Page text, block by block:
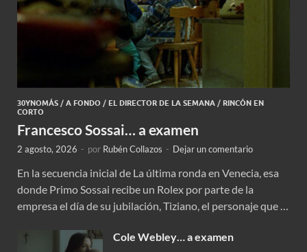
30YNOMÁS / A FONDO / EL DIRECTOR DE LA SEMANA / RINCÓN EN
CORTO
Francesco Sossai… a examen
2 agosto, 2026 - por Rubén Collazos - Dejar un comentario
En la secuencia inicial de La última ronda en Venecia, esa
donde Primo Sossai recibe un Rolex por parte de la
empresa el día de su jubilación, Tiziano, el personaje que …
Cole Webley… a examen